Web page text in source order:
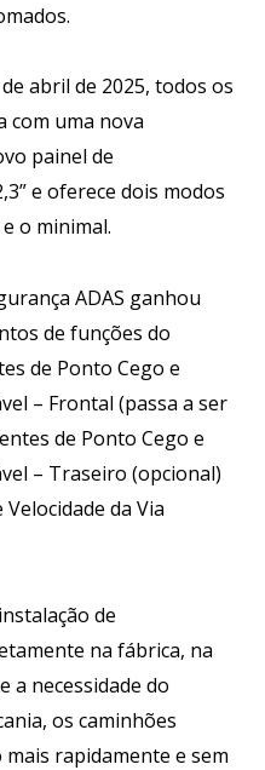
abril de 2025, todos os
com uma nova
painel de
e oferece dois modos
o minimal.
ADAS ganhou
de funções do
de Ponto Cego e
– Frontal (passa a ser
de Ponto Cego e
– Traseiro (opcional)
da Via
de
na fábrica, na
a necessidade do
os caminhões
rapidamente e sem